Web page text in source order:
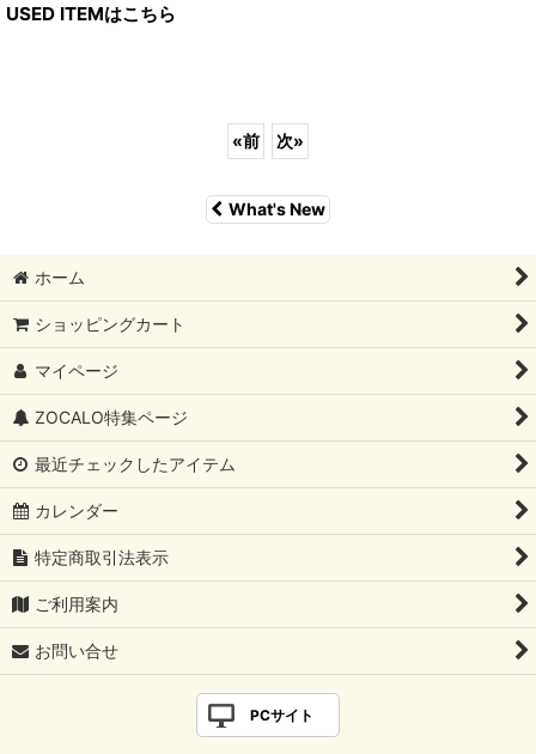
USED ITEMはこちら
«前 次»
What's New
ホーム
ショッピングカート
マイページ
ZOCALO特集ページ
最近チェックしたアイテム
カレンダー
特定商取引法表示
ご利用案内
お問い合せ
PCサイト